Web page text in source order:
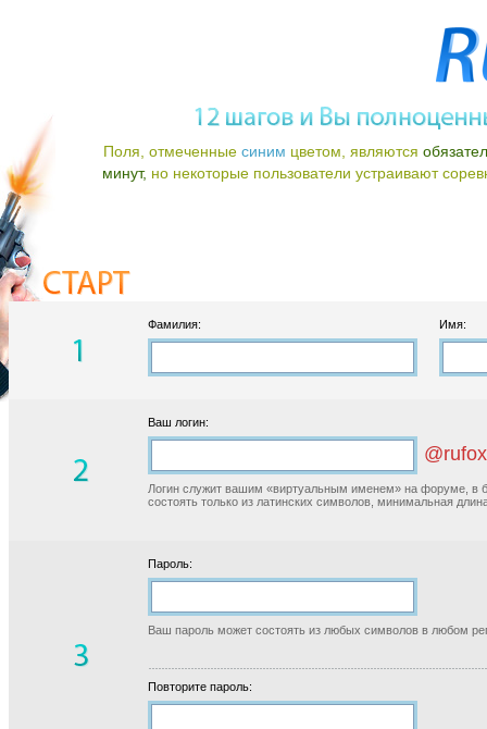
Поля, отмеченные синим цветом, являются
минут, но некоторые пользователи устраивают
Фамилия: Имя:
Ваш логин:
Логин служит вашим «виртуальным именем» на форуме, в
состоять только из латинских символов, минимальная
Пароль:
Ваш пароль может состоять из любых символов в любом
Повторите пароль: